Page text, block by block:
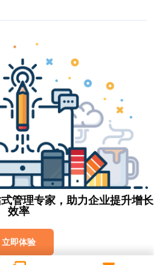
管理专家，助力企业提升增长
效率
立即体验